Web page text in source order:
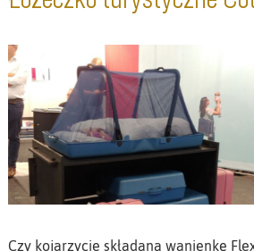
Czy kojarzycie składaną wanienkę